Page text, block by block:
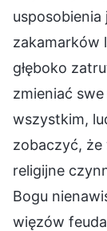
usposobienia
zakamarków
głęboko
zmieniać
wszystkim,
zobaczyć, że
religijne
Bogu
więzów